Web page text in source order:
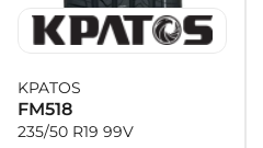
KPATOS
FM518
235/50 R19 99V